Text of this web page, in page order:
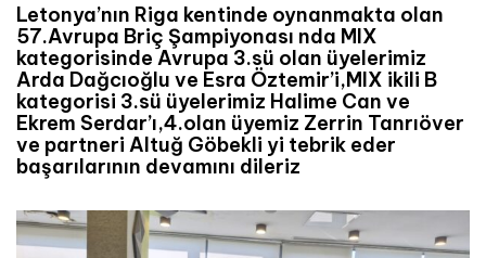
Letonya’nın Riga kentinde oynanmakta olan
57.Avrupa Briç Şampiyonası nda MIX
kategorisinde Avrupa 3.sü olan üyelerimiz
Arda Dağcıoğlu ve Esra Öztemir’i,MIX ikili B
kategorisi 3.sü üyelerimiz Halime Can ve
Ekrem Serdar’ı,4.olan üyemiz Zerrin Tanrıöver
ve partneri Altuğ Göbekli yi tebrik eder
başarılarının devamını dileriz